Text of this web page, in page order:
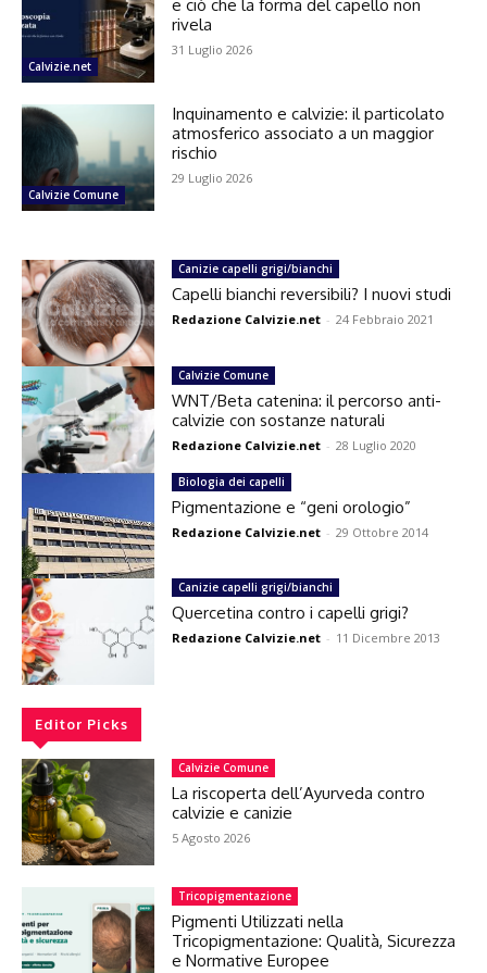
Calvizie.net
e ciò che la forma del capello non
rivela
31 Luglio 2026
Calvizie Comune
Inquinamento e calvizie: il particolato
atmosferico associato a un maggior
rischio
29 Luglio 2026
Canizie capelli grigi/bianchi
Capelli bianchi reversibili? I nuovi studi
Redazione Calvizie.net - 24 Febbraio 2021
Calvizie Comune
WNT/Beta catenina: il percorso anti-
calvizie con sostanze naturali
Redazione Calvizie.net - 28 Luglio 2020
Biologia dei capelli
Pigmentazione e “geni orologio”
Redazione Calvizie.net - 29 Ottobre 2014
Canizie capelli grigi/bianchi
Quercetina contro i capelli grigi?
Redazione Calvizie.net - 11 Dicembre 2013
Editor Picks
Calvizie Comune
La riscoperta dell’Ayurveda contro
calvizie e canizie
5 Agosto 2026
Tricopigmentazione
Pigmenti Utilizzati nella
Tricopigmentazione: Qualità, Sicurezza
e Normative Europee